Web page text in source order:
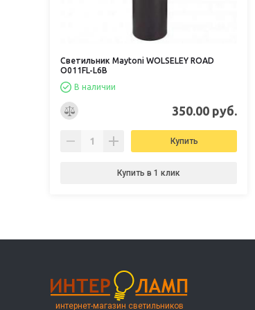
Светильник Maytoni WOLSELEY ROAD
O011FL-L6B
В наличии
350.00 руб.
Купить
Купить в 1 клик
интернет-магазин светильников